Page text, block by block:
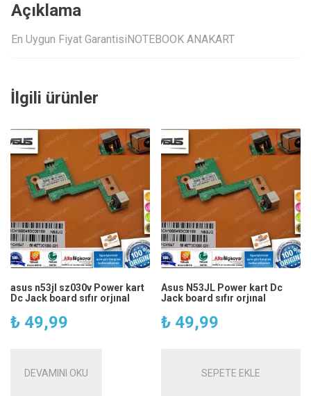
Açıklama
En Uygun Fiyat GarantisiNOTEBOOK ANAKART
İlgili ürünler
asus n53jl sz030v Power kart
Dc Jack board sıfır orjınal
₺ 49,99
DEVAMINI OKU
Asus N53JL Power kart Dc
Jack board sıfır orjınal
₺ 49,99
SEPETE EKLE